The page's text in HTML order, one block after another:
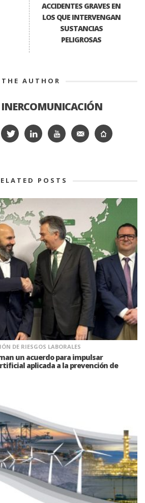
ACCIDENTES GRAVES EN
LOS QUE INTERVENGAN
SUSTANCIAS
PELIGROSAS
THE AUTHOR
INERCOMUNICACIÓN
POSTS
DE RIESGOS LABORALES
un acuerdo para impulsar
aplicada a la prevención de